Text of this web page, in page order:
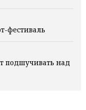
фестиваль
подшучивать над